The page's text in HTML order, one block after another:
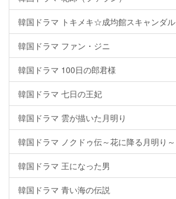
韓国ドラマ トキメキ☆成均館スキャンダル
韓国ドラマ ファン・ジニ
韓国ドラマ 100日の郎君様
韓国ドラマ 七日の王妃
韓国ドラマ 雲が描いた月明り
韓国ドラマ ノクドゥ伝～花に降る月明り～
韓国ドラマ 王になった男
韓国ドラマ 青い海の伝説